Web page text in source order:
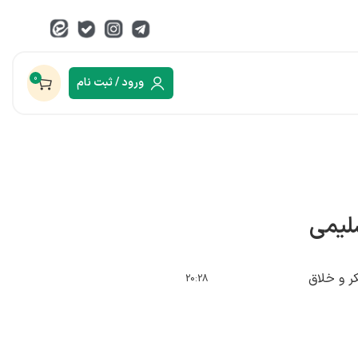
ورود / ثبت نام 0
و خلاق 20:28